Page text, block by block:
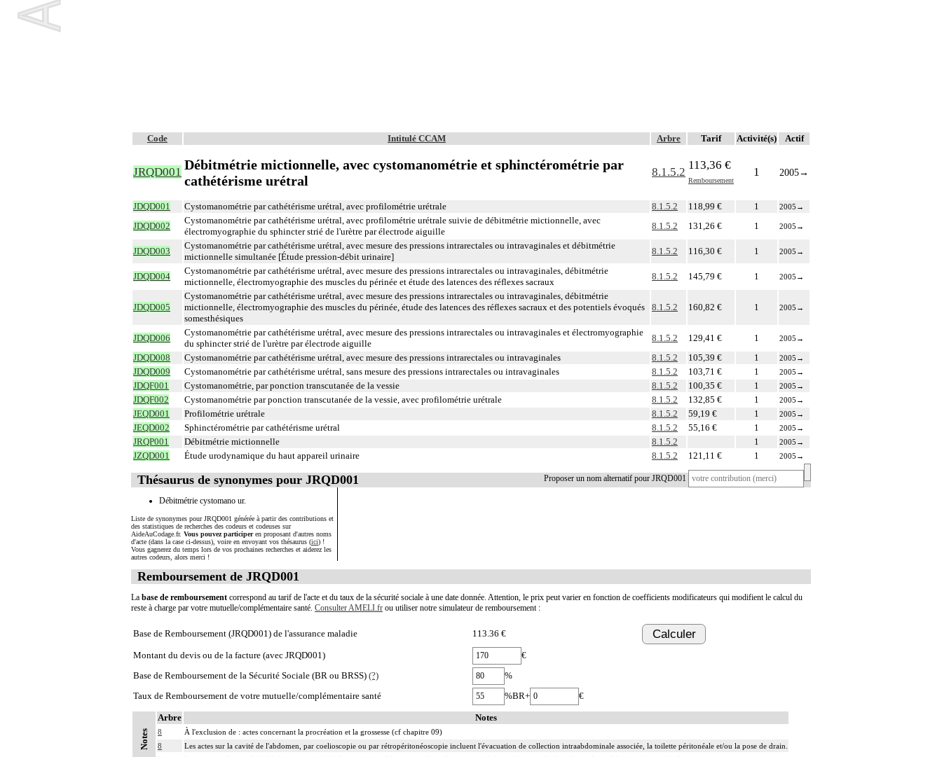
Code Intitulé CCAM Arbre Tarif Activité(s) Actif
JRQD001 Débitmétrie mictionnelle, avec cystomanométrie et sphinctérométrie par
cathétérisme urétral
8.1.5.2
113,36 €
Remboursement
1 2005→
JDQD001 Cystomanométrie par cathétérisme urétral, avec profilométrie urétrale 8.1.5.2 118,99 € 1 2005 →
JDQD002
Cystomanométrie par cathétérisme urétral, avec profilométrie urétrale suivie de débitmétrie mictionnelle, avec
électromyographie du sphincter strié de l'urètre par électrode aiguille
8.1.5.2 131,26 € 1 2005 →
JDQD003
Cystomanométrie par cathétérisme urétral, avec mesure des pressions intrarectales ou intravaginales et débitmétrie
mictionnelle simultanée [Étude pression-débit urinaire]
8.1.5.2 116,30 € 1 2005 →
JDQD004
Cystomanométrie par cathétérisme urétral, avec mesure des pressions intrarectales ou intravaginales, débitmétrie
mictionnelle, électromyographie des muscles du périnée et étude des latences des réflexes sacraux
8.1.5.2 145,79 € 1 2005 →
JDQD005
Cystomanométrie par cathétérisme urétral, avec mesure des pressions intrarectales ou intravaginales, débitmétrie
mictionnelle, électromyographie des muscles du périnée, étude des latences des réflexes sacraux et des potentiels évoqués
somesthésiques
8.1.5.2 160,82 € 1 2005 →
JDQD006
Cystomanométrie par cathétérisme urétral, avec mesure des pressions intrarectales ou intravaginales et électromyographie
du sphincter strié de l'urètre par électrode aiguille
8.1.5.2 129,41 € 1 2005 →
JDQD008 Cystomanométrie par cathétérisme urétral, avec mesure des pressions intrarectales ou intravaginales 8.1.5.2 105,39 € 1 2005 →
JDQD009 Cystomanométrie par cathétérisme urétral, sans mesure des pressions intrarectales ou intravaginales 8.1.5.2 103,71 € 1 2005 →
JDQF001 Cystomanométrie, par ponction transcutanée de la vessie 8.1.5.2 100,35 € 1 2005 →
JDQF002 Cystomanométrie par ponction transcutanée de la vessie, avec profilométrie urétrale 8.1.5.2 132,85 € 1 2005 →
JEQD001 Profilométrie urétrale 8.1.5.2 59,19 € 1 2005 →
JEQD002 Sphinctérométrie par cathétérisme urétral 8.1.5.2 55,16 € 1 2005 →
JRQP001 Débitmétrie mictionnelle 8.1.5.2 1 2005 →
JZQD001 Étude urodynamique du haut appareil urinaire 8.1.5.2 121,11 € 1 2005 →
Proposer un nom alternatif pour JRQD001
Thésaurus de synonymes pour JRQD001
Débitmétrie cystomano ur.
Liste de synonymes pour JRQD001 générée à partir des contributions et
des statistiques de recherches des codeurs et codeuses sur
AideAuCodage.fr. Vous pouvez participeren proposant d'autres noms
d'acte (dans la case ci-dessus), voire en envoyant vos thésaurus (ici) !
Vous gagnerez du temps lors de vos prochaines recherches et aiderez les
autres codeurs, alors merci !
Remboursement de JRQD001
La base de remboursement correspond au tarif de l'acte et du taux de la sécurité sociale à une date donnée. Attention, le prix peut varier en fonction de coefficients modificateurs qui modifient le calcul du
reste à charge par votre mutuelle/complémentaire santé. Consulter AMELI.fr ou utiliser notre simulateur de remboursement :
Base de Remboursement (JRQD001) de l'assurance maladie 113.36 € Calculer
Montant du devis ou de la facture (avec JRQD001)
€
Base de Remboursement de la Sécurité Sociale (BR ou BRSS) (?)
%
Taux de Remboursement de votre mutuelle/complémentaire santé
%BR+ €
Notes
Arbre Notes
8
À l'exclusion de : actes concernant la procréation et la grossesse (cf chapitre 09)
8
Les actes sur la cavité de l'abdomen, par coelioscopie ou par rétropéritonéoscopie incluent l'évacuation de collection intraabdominale associée, la toilette péritonéale et/ou la pose de drain.